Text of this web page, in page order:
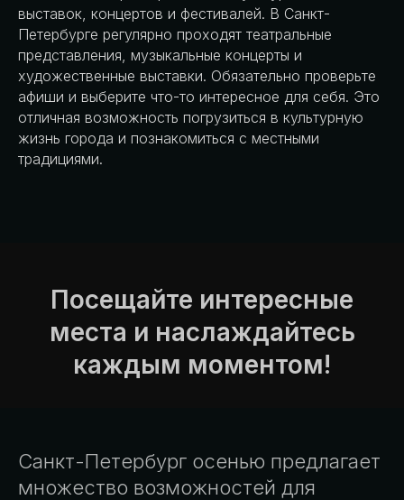
выставок, концертов и фестивалей. В Санкт-
Петербурге регулярно проходят театральные
представления, музыкальные концерты и
художественные выставки. Обязательно проверьте
афиши и выберите что-то интересное для себя. Это
отличная возможность погрузиться в культурную
жизнь города и познакомиться с местными
традициями.
Посещайте интересные
места и наслаждайтесь
каждым моментом!
Санкт-Петербург осенью предлагает
множество возможностей для